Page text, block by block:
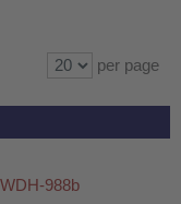
per page
988b